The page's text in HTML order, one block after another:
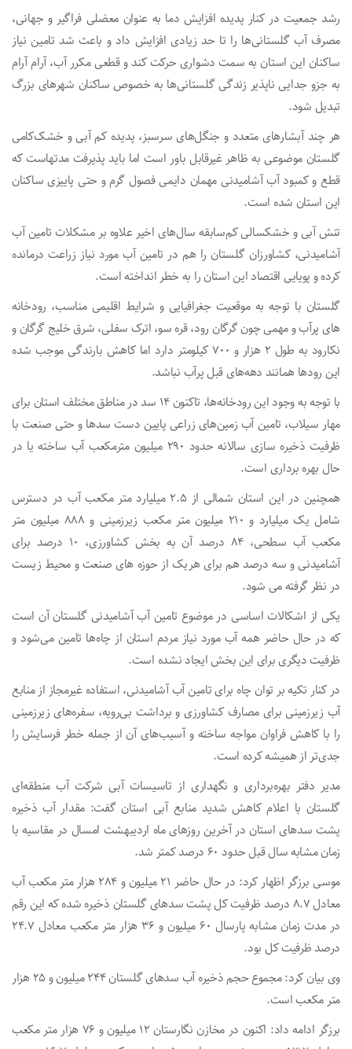
رشد جمعیت در کنار پدیده افزایش دما به عنوان معضلی فراگیر و جهانی،
مصرف آب گلستانی‌ها را تا حد زیادی افزایش داد و باعث شد تامین نیاز
ساکنان این استان به سمت دشواری حرکت کند و قطعی مکرر آب، آرام آرام
به جزو جدایی ناپذیر زندگی گلستانی‌ها به خصوص ساکنان شهرهای بزرگ
تبدیل شود.
هر چند آبشارهای متعدد و جنگل‌های سرسبز، پدیده کم آبی و خشک‌کامی
گلستان موضوعی به ظاهر غیرقابل باور است اما باید پذیرفت مدتهاست که
قطع و کمبود آب آشامیدنی مهمان دایمی فصول گرم و حتی پاییزی ساکنان
این استان شده است.
تنش آبی و خشکسالی کم‌سابقه سال‌های اخیر علاوه بر مشکلات تامین آب
آشامیدنی، کشاورزان گلستان را هم در تامین آب مورد نیاز زراعت درمانده
کرده و پویایی اقتصاد این استان را به خطر انداخته است.
گلستان با توجه به موقعیت جغرافیایی و شرایط اقلیمی مناسب، رودخانه
های پرآب و مهمی چون گرگان رود، قره سو، اترک سفلی، شرق خلیج گرگان و
نکارود به طول ۲ هزار و ۷۰۰ کیلومتر دارد اما کاهش بارندگی موجب شده
این رودها همانند دهه‌های قبل پرآب نباشد.
با توجه به وجود این رودخانه‌ها، تاکنون ۱۴ سد در مناطق مختلف استان برای
مهار سیلاب، تامین آب زمین‌های زراعی پایین دست سدها و حتی صنعت با
ظرفیت ذخیره سازی سالانه حدود ۲۹۰ میلیون مترمکعب آب ساخته یا در
حال بهره برداری است.
همچنین در این استان شمالی از ۲.۵ میلیارد متر مکعب آب در دسترس
شامل یک میلیارد و ۲۱۰ میلیون متر مکعب زیرزمینی و ۸۸۸ میلیون متر
مکعب آب سطحی، ۸۴ درصد آن به بخش کشاورزی، ۱۰ درصد برای
آشامیدنی و سه درصد هم برای هریک از حوزه های صنعت و محیط زیست
در نظر گرفته می شود.
یکی از اشکالات اساسی در موضوع تامین آب آشامیدنی گلستان آن است
که در حال حاضر همه آب مورد نیاز مردم استان از چاه‌ها تامین می‌شود و
ظرفیت دیگری برای این بخش ایجاد نشده است.
در کنار تکیه بر توان چاه برای تامین آب آشامیدنی، استفاده غیرمجاز از منابع
آب زیرزمینی برای مصارف کشاورزی و برداشت بی‌رویه، سفره‌های زیرزمینی
را با کاهش فراوان مواجه ساخته و آسیب‌های آن از جمله خطر فرسایش را
جدی‌تر از همیشه کرده است.
مدیر دفتر بهره‌برداری و نگهداری از تاسیسات آبی شرکت آب منطقه‌ای
گلستان با اعلام کاهش شدید منابع آبی استان گفت: مقدار آب ذخیره
پشت سدهای استان در آخرین روزهای ماه اردیبهشت امسال در مقاسیه با
زمان مشابه سال قبل حدود ۶۰ درصد کمتر شد.
موسی برزگر اظهار کرد: در حال حاضر ۲۱ میلیون و ۲۸۴ هزار متر مکعب آب
معادل ۸.۷ درصد ظرفیت کل پشت سدهای گلستان ذخیره شده که این رقم
در مدت زمان مشابه پارسال ۶۰ میلیون و ۳۶ هزار متر مکعب معادل ۲۴.۷
درصد ظرفیت کل بود.
وی بیان کرد: مجموع حجم ذخیره آب سدهای گلستان ۲۴۴ میلیون و ۲۵ هزار
متر مکعب است.
برزگر ادامه داد: اکنون در مخازن نگارستان ۱۲ میلیون و ۷۶ هزار متر مکعب